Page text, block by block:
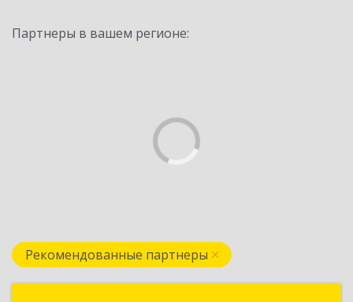
Партнеры в вашем регионе:
Рекомендованные партнеры